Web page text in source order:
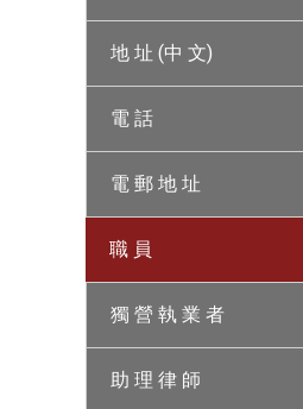
地 址 (中 文)
電 話
電 郵 地 址
職 員
獨 營 執 業 者
助 理 律 師